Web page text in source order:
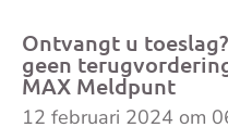
Ontvangt u
geen
MAX Meldpunt
12 februari 2024 om